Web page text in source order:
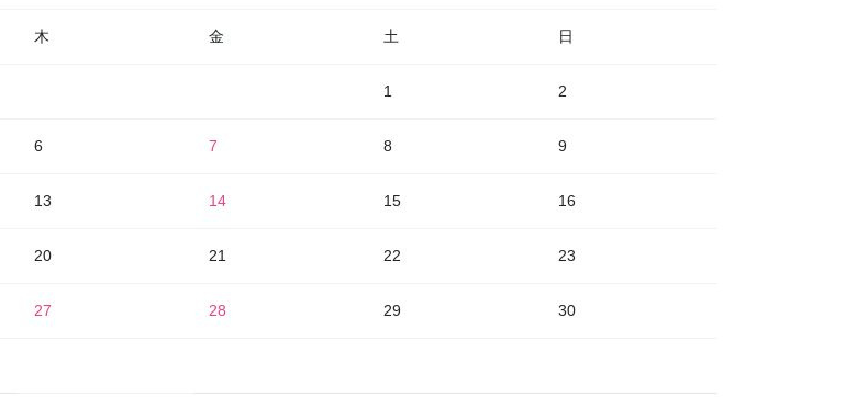
木 金 土 日
1 2
6 7 8 9
13 14 15 16
20 21 22 23
27 28 29 30